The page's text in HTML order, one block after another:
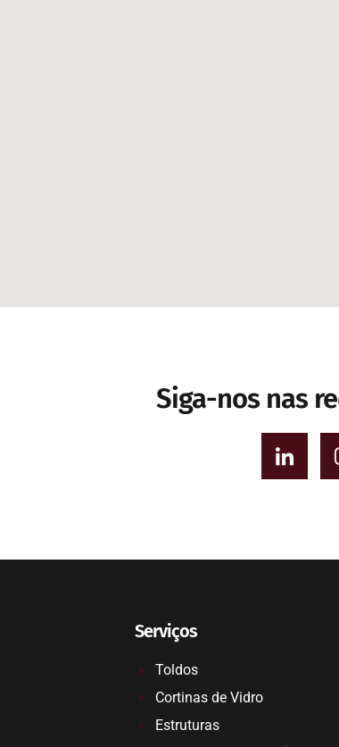
Siga-nos nas
Serviços
Toldos
Cortinas de Vidro
Estruturas